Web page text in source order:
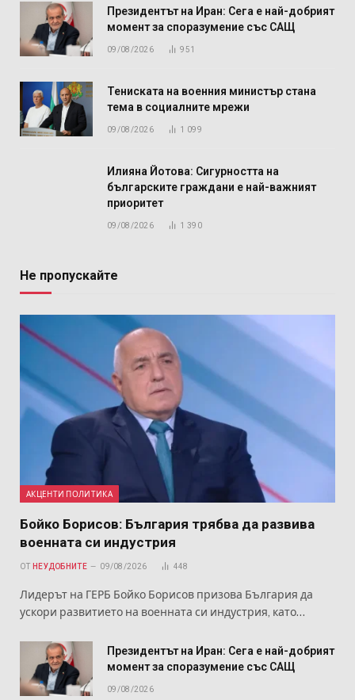
Президентът на Иран: Сега е най-добрият
момент за споразумение със САЩ
09/08/2026 951
Тениската на военния министър стана
тема в социалните мрежи
09/08/2026 1 099
Илияна Йотова: Сигурността на
българските граждани е най-важният
приоритет
09/08/2026 1 390
Не пропускайте
АКЦЕНТИ ПОЛИТИКА
Бойко Борисов: България трябва да развива
военната си индустрия
ОТ НЕУДОБНИТЕ 09/08/2026 448
Лидерът на ГЕРБ Бойко Борисов призова България да
ускори развитието на военната си индустрия, като…
Президентът на Иран: Сега е най-добрият
момент за споразумение със САЩ
09/08/2026